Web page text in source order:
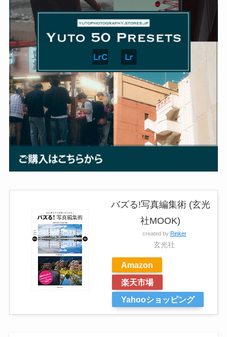
バズる!写真編集術 (玄光
社MOOK)
created by Rinker
玄光社
Amazon
楽天市場
Yahooショッピング